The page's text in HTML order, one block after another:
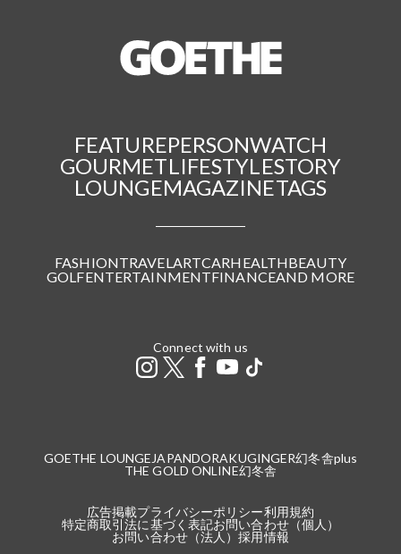
FEATUREPERSONWATCH
GOURMETLIFESTYLESTORY
LOUNGEMAGAZINETAGS
FASHIONTRAVEL ARTCARHEALTHBEAUTY
GOLFENTERTAINMENTFINANCEAND MORE
Connect with us
GOETHE LOUNGE JAPANDORAKUGINGER幻冬舎plus
THE GOLD ONLINE幻冬舎
広告掲載プライバシーポリシー利用規約
特定商取引法に基づく表記お問い合わせ（個人）
お問い合わせ（法人）採用情報